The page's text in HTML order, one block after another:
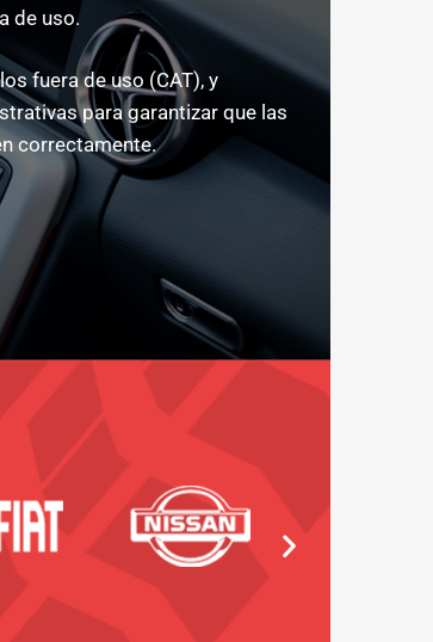
de uso.
fuera de uso (CAT), y
para garantizar que las
correctamente.